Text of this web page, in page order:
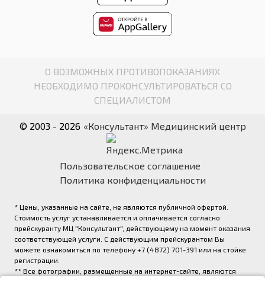
О ВОЗМОЖНЫХ ПРОТИВОПОКАЗАНИЯХ
НЕОБХОДИМО ПРОКОНСУЛЬТИРОВАТЬСЯ СО
СПЕЦИАЛИСТОМ
© 2003 - 2026 «Консультант» Медицинский центр
Пользовательское соглашение
Политика конфиденциальности
* Цены, указанные на сайте, не являются публичной офертой.
Стоимость услуг устанавливается и оплачивается согласно
прейскуранту МЦ "Консультант", действующему на момент оказания
соответствующей услуги. С действующим прейскурантом Вы
можете ознакомиться по телефону +7 (4872) 701-391 или на стойке
регистрации.
** Все фотографии, размещенные на интернет-сайте, являются